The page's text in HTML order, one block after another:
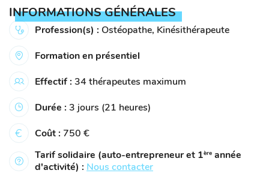
INFORMATIONS GÉNÉRALES
Profession(s) : Ostéopathe, Kinésithérapeute
Formation en présentiel
Effectif : 34 thérapeutes maximum
Durée : 3 jours (21 heures)
Coût : 750 €
Tarif solidaire (auto-entrepreneur et 1ère année
d'activité) : Nous contacter